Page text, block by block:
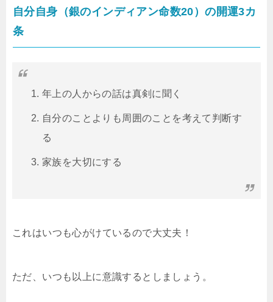
自分自身（銀のインディアン命数20）の開運3カ
条
年上の人からの話は真剣に聞く
自分のことよりも周囲のことを考えて判断す
る
家族を大切にする
これはいつも心がけているので大丈夫！
ただ、いつも以上に意識するとしましょう。